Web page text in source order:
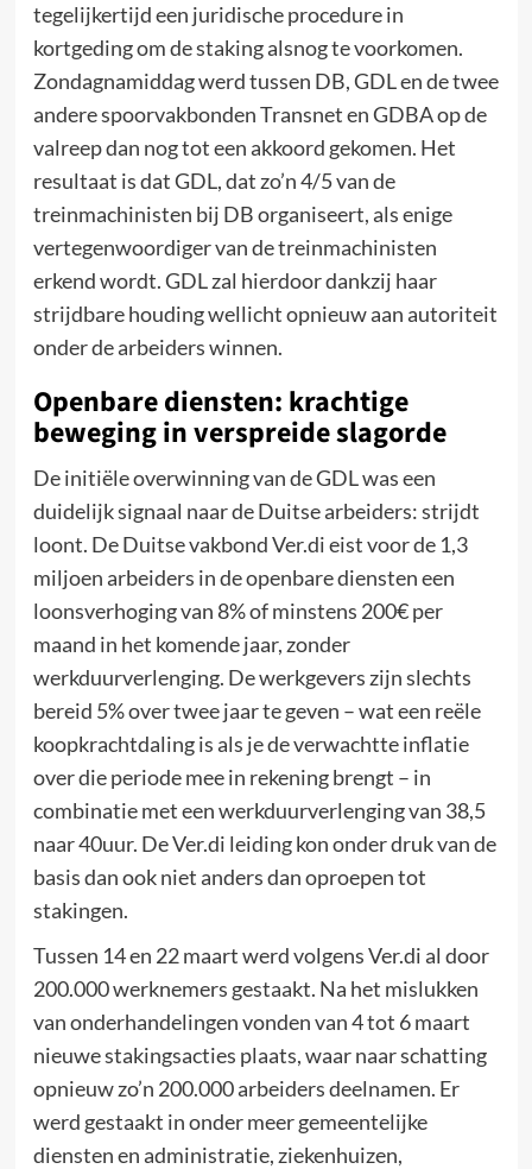
tegelijkertijd een juridische procedure in
kortgeding om de staking alsnog te voorkomen.
Zondagnamiddag werd tussen DB, GDL en de twee
andere spoorvakbonden Transnet en GDBA op de
valreep dan nog tot een akkoord gekomen. Het
resultaat is dat GDL, dat zo’n 4/5 van de
treinmachinisten bij DB organiseert, als enige
vertegenwoordiger van de treinmachinisten
erkend wordt. GDL zal hierdoor dankzij haar
strijdbare houding wellicht opnieuw aan autoriteit
onder de arbeiders winnen.
Openbare diensten: krachtige
beweging in verspreide slagorde
De initiële overwinning van de GDL was een
duidelijk signaal naar de Duitse arbeiders: strijdt
loont. De Duitse vakbond Ver.di eist voor de 1,3
miljoen arbeiders in de openbare diensten een
loonsverhoging van 8% of minstens 200€ per
maand in het komende jaar, zonder
werkduurverlenging. De werkgevers zijn slechts
bereid 5% over twee jaar te geven – wat een reële
koopkrachtdaling is als je de verwachtte inflatie
over die periode mee in rekening brengt – in
combinatie met een werkduurverlenging van 38,5
naar 40uur. De Ver.di leiding kon onder druk van de
basis dan ook niet anders dan oproepen tot
stakingen.
Tussen 14 en 22 maart werd volgens Ver.di al door
200.000 werknemers gestaakt. Na het mislukken
van onderhandelingen vonden van 4 tot 6 maart
nieuwe stakingsacties plaats, waar naar schatting
opnieuw zo’n 200.000 arbeiders deelnamen. Er
werd gestaakt in onder meer gemeentelijke
diensten en administratie, ziekenhuizen,